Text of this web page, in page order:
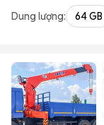
Dung lượng: 64 GB